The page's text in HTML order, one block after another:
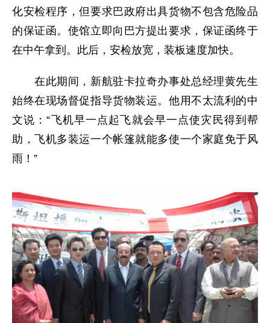
化安检程序，但要求巴政府出具货物不包含危险品
的保证函。使馆立即向巴方提出要求，保证函终于
在中午拿到。此后，安检放宽，装板速度加快。
在此期间，新航驻卡拉奇办事处总经理黄先生
始终在现场督促指导货物装运。他用不太流利的中
文说：“飞机早一点起飞就会早一点使灾民得到帮
助，飞机多装运一个帐篷就能多使一个家庭免于风
雨！”